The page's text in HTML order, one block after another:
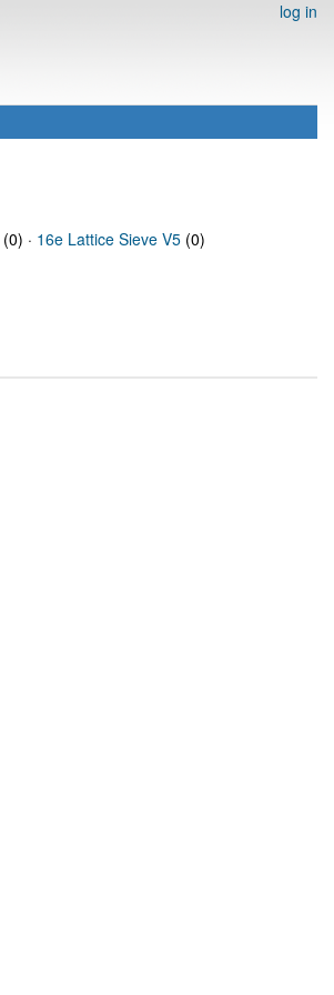
log in
(0) · 16e Lattice Sieve V5 (0)